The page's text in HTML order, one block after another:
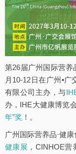
第26届广州国际营养
月10-12日在广州•
有限公司主办，与
办，IHE大健康博览
年”奖 ！。
广州国际营养品·健
健康展 ，CINHOE